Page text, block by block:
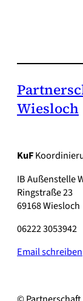
Wiesloch
KuF
IB Außenstelle
Ringstraße 23
69168 Wiesloch
06222 3053942
Email schreiben